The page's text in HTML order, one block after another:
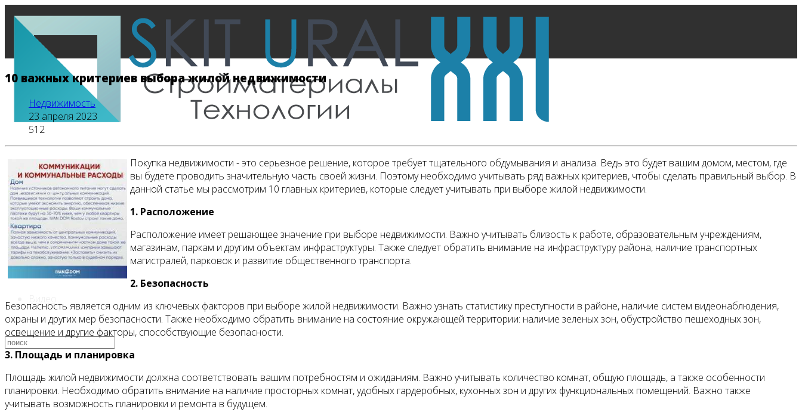
Главная
Все новости
10 важных критериев выбора жилой недвижимости
Недвижимость
23 апреля 2023
512
Покупка недвижимости - это серьезное решение, которое требует тщательного обдумывания и анализа. Ведь это будет вашим домом, местом, где
вы будете проводить значительную часть своей жизни. Поэтому необходимо учитывать ряд важных критериев, чтобы сделать правильный выбор. В
данной статье мы рассмотрим 10 главных критериев, которые следует учитывать при выборе жилой недвижимости.
1. Расположение
Расположение имеет решающее значение при выборе недвижимости. Важно учитывать близость к работе, образовательным учреждениям,
магазинам, паркам и другим объектам инфраструктуры. Также следует обратить внимание на инфраструктуру района, наличие транспортных
магистралей, парковок и развитие общественного транспорта.
2. Безопасность
Безопасность является одним из ключевых факторов при выборе жилой недвижимости. Важно узнать статистику преступности в районе, наличие систем видеонаблюдения,
охраны и других мер безопасности. Также необходимо обратить внимание на состояние окружающей территории: наличие зеленых зон, обустройство пешеходных зон,
освещение и другие факторы, способствующие безопасности.
3. Площадь и планировка
Площадь жилой недвижимости должна соответствовать вашим потребностям и ожиданиям. Важно учитывать количество комнат, общую площадь, а также особенности
планировки. Необходимо обратить внимание на наличие просторных комнат, удобных гардеробных, кухонных зон и других функциональных помещений. Важно также
учитывать возможность планировки и ремонта в будущем.